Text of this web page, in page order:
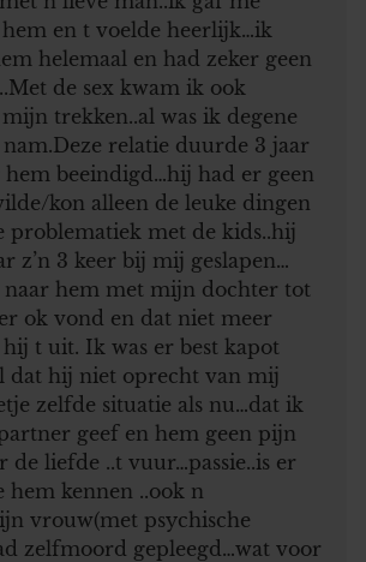
hem en t voelde heerlijk…ik
helemaal en had zeker geen
de sex kwam ik ook
trekken..al was ik degene
relatie duurde 3 jaar
beeindigd…hij had er geen
kon alleen de leuke dingen
problematiek met de kids..hij
z’n 3 keer bij mij geslapen…
naar hem met mijn dochter tot
ok vond en dat niet meer
t uit. Ik was er best kapot
dat hij niet oprecht van mij
zelfde situatie als nu…dat ik
geef en hem geen pijn
de liefde ..t vuur…passie..is er
hem kennen ..ook n
vrouw(met psychische
zelfmoord gepleegd…wat voor